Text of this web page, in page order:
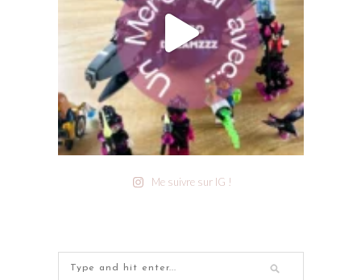
Me suivre sur IG !